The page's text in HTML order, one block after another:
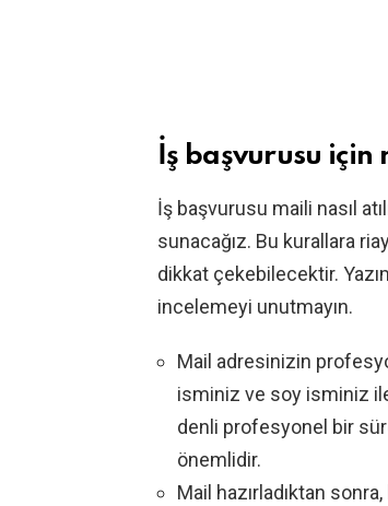
İş başvurusu
İş başvurusu maili nasıl
sunacağız. Bu kurallara
dikkat çekebilecektir.
incelemeyi unutmayın.
Mail adresinizin
isminiz ve soy isminiz
denli profesyonel bir
önemlidir.
Mail hazırladıktan